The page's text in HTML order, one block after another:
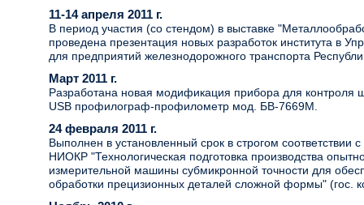
11-14 апреля 2011 г.
В период участия (со стендом) в выставке
проведена презентация новых разработок института в
для предприятий железнодорожного транспорта
Март 2011 г.
Разработана новая модификация прибора для контроля
USB профилограф-профилометр мод. БВ-7669М.
24 февраля 2011 г.
Выполнен в установленный срок в строгом соответствии
НИОКР "Технологическая подготовка производства
измерительной машины субмикронной точности для
обработки прецизионных деталей сложной формы" (гос.